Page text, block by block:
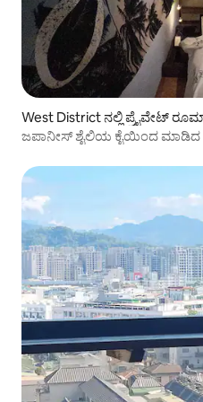
West District ನಲ್ಲಿ ಪ್ರೈವೇಟ್
ಜಪಾನೀಸ್ ಶೈಲಿಯ ಕೈಯಿಂದ ಮಾಡಿದ